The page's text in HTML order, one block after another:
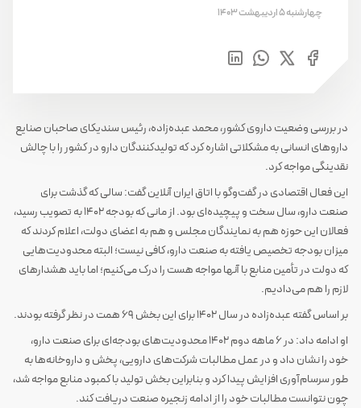
چهارشنبه 5 اردیبهشت 1403
در بررسی وضعیت داروی کشور، محمد عبده‌زاده، رئیس سندیکای صاحبان صنایع
داروهای انسانی به مشکلاتی اشاره کرد که تولیدکنندگان دارو در کشور را با چالش
نقدینگی مواجه کرد.
این فعال اقتصادی در گفت‌وگو با اتاق ایران آنلاین گفت: سالی که گذشت برای
صنعت دارو، سال سخت و پیچیده‌ای بود. از مانی که بودجه 1402 به تصویب رسید،
فعالان این حوزه هم به نمایندگان مجلس و هم به اعضای دولت، اعلام کردند که
میزان بودجه تخصیص یافته به صنعت دارو، کافی نیست؛ البته محدودیت‌هایی
که دولت در تأمین منابع با آنها مواجه هست را درک می‌کنیم؛ اما باید هشدارهای
لازم را هم می‌دادیم.
بر اساس گفته عبده‌زاده در سال 1402 برای این بخش 69 همت در نظر گرفته بودند.
او ادامه داد: در 6 ماهه دوم 1402 محدودیت‌های بودجه‌ای برای صنعت دارو،
خود را نشان داد و در عمل مطالبات شرکت‌های دارویی، پخش و داروخانه‌ها به
طور سرسام‌آوری افزایش پیدا کرد و بنابراین بخش تولید با کمبود منابع مواجه شد،
چون نتوانست مطالبات خود را از ادامه زنجیره صنعت دریافت کند.